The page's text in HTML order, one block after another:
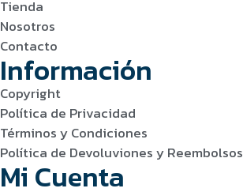
Tienda
Nosotros
Contacto
Información
Copyright
Política de Privacidad
Términos y Condiciones
Política de Devoluviones y Reembolsos
Mi Cuenta